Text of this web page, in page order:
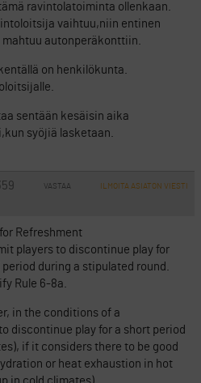
ravintolatoiminta ollenkaan.
vaihtuu,niin entinen
autonperäkonttiin.
on henkilökunta.
sentään kesäisin aika
syöjiä lasketaan.
VASTAA ILMOITA ASIATON VIESTI
Refreshment
players to discontinue play for
during a stipulated round.
Rule 6-8a.
in the conditions of a
discontinue play for a short period
if it considers there to be good
or heat exhaustion in hot